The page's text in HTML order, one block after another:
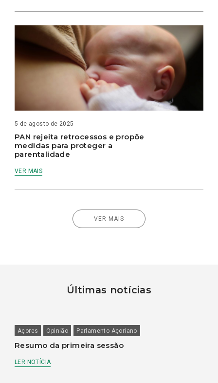
5 de agosto de 2025
PAN rejeita retrocessos e propõe
medidas para proteger a
parentalidade
VER MAIS
VER MAIS
Últimas notícias
Açores Opinião Parlamento Açoriano
Resumo da primeira sessão
LER NOTÍCIA